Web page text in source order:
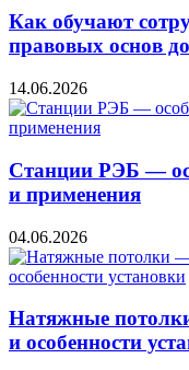
Как обучают
правовых основ
14.06.2026
Станции РЭБ —
и применения
04.06.2026
Натяжные
и особенности